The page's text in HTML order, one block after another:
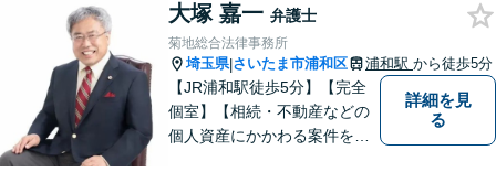
大塚 嘉一 弁護士
菊地総合法律事務所
埼玉県|さいたま市浦和区 浦和駅 から徒歩5分
【JR浦和駅徒歩5分】【完全
個室】【相続・不動産などの
個人資産にかかわる案件を多
詳細を見
る